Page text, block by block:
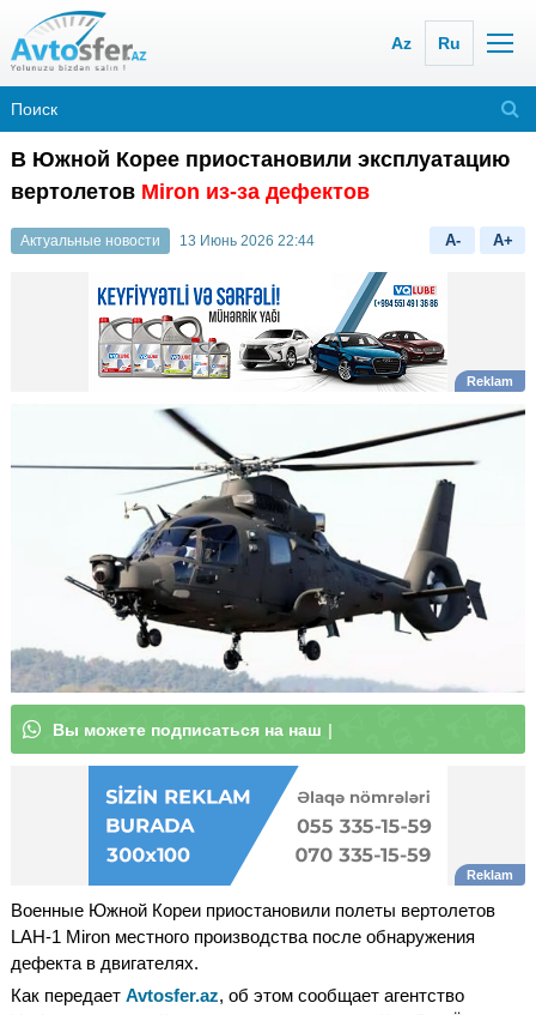
Az Ru
В Южной Корее приостановили эксплуатацию
вертолетов Miron из-за дефектов
Актуальные новости 13 Июнь 2026 22:44 A- A+
Вы можете |
Военные Южной Кореи приостановили полеты вертолетов
LAH-1 Miron местного производства после обнаружения
дефекта в двигателях.
Как передает Avtosfer.az, об этом сообщает агентство